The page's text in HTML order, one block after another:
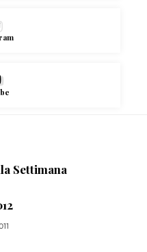
Settimana